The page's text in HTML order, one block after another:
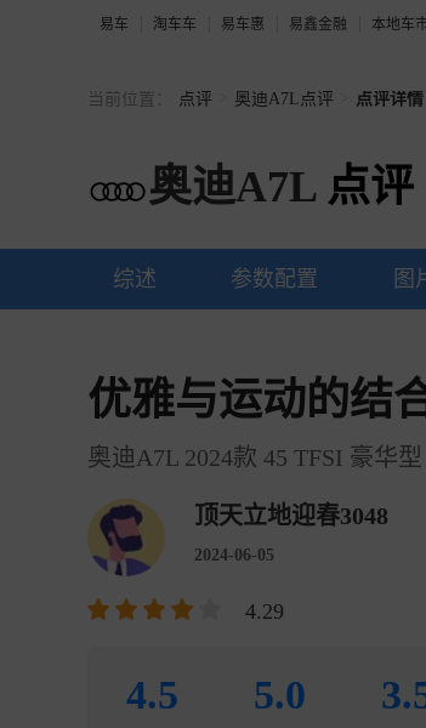
易车 淘车车 易车惠 易鑫金融 本地车
当前位置： 点评 奥迪A7L点评 点评详情
奥迪A7L 点评
综述 参数配置 图
优雅与运动的结
奥迪A7L 2024款 45 TFSI 豪华型
顶天立地迎春3048
2024-06-05
4.29
4.5 5.0